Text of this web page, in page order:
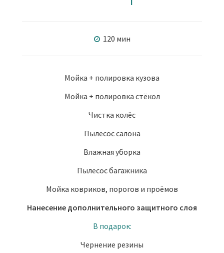
120 мин
Мойка + полировка кузова
Мойка + полировка стёкол
Чистка колёс
Пылесос салона
Влажная уборка
Пылесос багажника
Мойка ковриков, порогов и проёмов
Нанесение дополнительного защитного слоя
В подарок:
Чернение резины